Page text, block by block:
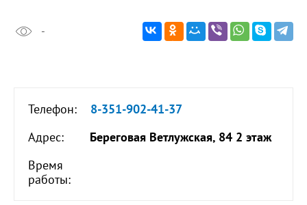
-
Телефон:
8-351-902-41-37
Адрес:
Береговая Ветлужская, 84 2 этаж
Время
работы: